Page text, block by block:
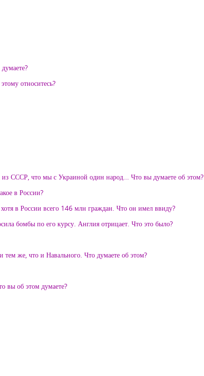
относитесь?
СССР, что мы с Украиной один народ... Что вы думаете об этом?
в России?
в России всего 146 млн граждан. Что он имел ввиду?
бомбы по его курсу. Англия отрицает. Что это было?
же, что и Навального. Что думаете об этом?
вы об этом думаете?